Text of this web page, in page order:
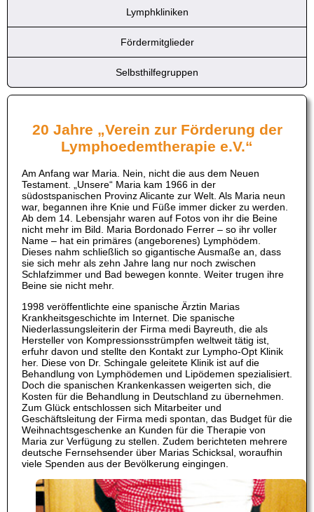
Lymphkliniken
Fördermitglieder
Selbsthilfegruppen
20 Jahre „Verein zur Förderung der
Lymphoedemtherapie e.V.“
Am Anfang war Maria. Nein, nicht die aus dem Neuen
Testament. „Unsere“ Maria kam 1966 in der
südostspanischen Provinz Alicante zur Welt. Als Maria neun
war, begannen ihre Knie und Füße immer dicker zu werden.
Ab dem 14. Lebensjahr waren auf Fotos von ihr die Beine
nicht mehr im Bild. Maria Bordonado Ferrer – so ihr voller
Name – hat ein primäres (angeborenes) Lymphödem.
Dieses nahm schließlich so gigantische Ausmaße an, dass
sie sich mehr als zehn Jahre lang nur noch zwischen
Schlafzimmer und Bad bewegen konnte. Weiter trugen ihre
Beine sie nicht mehr.
1998 veröffentlichte eine spanische Ärztin Marias
Krankheitsgeschichte im Internet. Die spanische
Niederlassungsleiterin der Firma medi Bayreuth, die als
Hersteller von Kompressionsstrümpfen weltweit tätig ist,
erfuhr davon und stellte den Kontakt zur Lympho-Opt Klinik
her. Diese von Dr. Schingale geleitete Klinik ist auf die
Behandlung von Lymphödemen und Lipödemen spezialisiert.
Doch die spanischen Krankenkassen weigerten sich, die
Kosten für die Behandlung in Deutschland zu übernehmen.
Zum Glück entschlossen sich Mitarbeiter und
Geschäftsleitung der Firma medi spontan, das Budget für die
Weihnachtsgeschenke an Kunden für die Therapie von
Maria zur Verfügung zu stellen. Zudem berichteten mehrere
deutsche Fernsehsender über Marias Schicksal, woraufhin
viele Spenden aus der Bevölkerung eingingen.